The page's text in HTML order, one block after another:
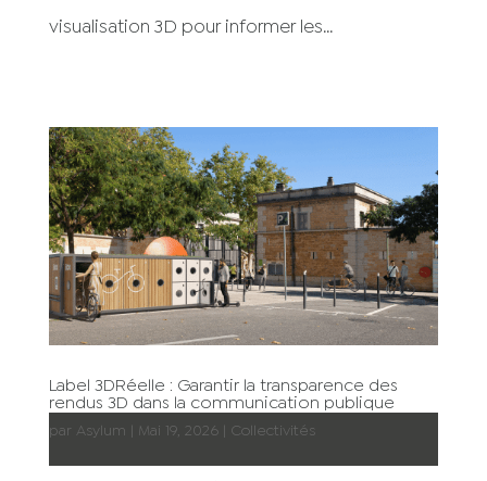
visualisation 3D pour informer les...
Label 3DRéelle : Garantir la transparence des
rendus 3D dans la communication publique
par Asylum Mai 19, 2026| Collectivités